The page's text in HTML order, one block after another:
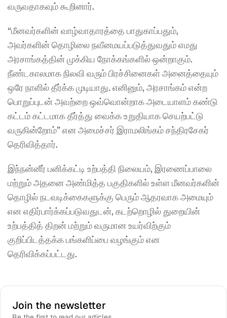
வருவதாகவும் கூறினார்.
“மீனவர்களின் வாழ்வாதாரத்தை பாதுகாப்பதும்,
அவர்களின் தொழிலை நவீனமயப்படுத்துவதும் எமது
அரசாங்கத்தின் முக்கிய நோக்கங்களில் ஒன்றாகும்.
நீண்டகாலமாக நிலவி வரும் பிரச்சினைகள் அனைத்தையும்
ஒரே நாளில் தீர்க்க முடியாது. எனினும், அரசாங்கம் என்ற
பொறுப்புடன் அவற்றை ஒவ்வொன்றாக அடையாளம் கண்டு
கட்டம் கட்டமாக தீர்த்து வைக்க உறுதியாக செயற்பட்டு
வருகின்றோம்” என அமைச்சர் இராமலிங்கம் சந்திரசேகர்
தெரிவித்தார்.
இந்நன்னீர் பனிக்கட்டி உற்பத்தி நிலையம், இரணைப்பாலை
மற்றும் அதனை அண்மித்த பகுதிகளில் உள்ள மீனவர்களின்
தொழில் நடவடிக்கைகளுக்கு பெரும் ஆதரவாக அமையும்
என எதிர்பார்க்கப்படுவதுடன், கடற்றொழில் துறையின்
உற்பத்தித் திறன் மற்றும் வருமான உயர்விற்கும்
குறிப்பிடத்தக்க பங்களிப்பை வழங்கும் என
தெரிவிக்கப்பட்டது.
Join the newsletter